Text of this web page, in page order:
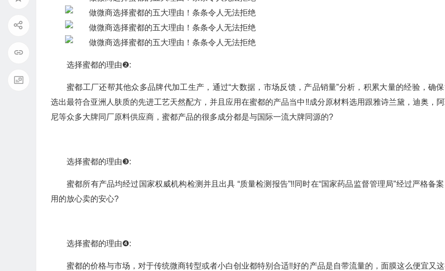
选择蜜都的理由❷:
蜜都工厂还帮其他众多品牌代加工生产，通过“大数据，市场反馈，产品销量”分析，积累大量的经验，确
选出最符合亚洲人肤质的先进工艺天然配方，并且应用在蜜都的产品当中‼️成分原材料选用跟雅诗兰黛，迪奥，
尼等众多大牌同厂原料供应商，蜜都产品的很多成分都是与国际一流大牌同源的?
选择蜜都的理由❸:
蜜都所有产品均经过国家权威机构检测并且出具 “质量检测报告”‼️同时在“国家药品监督管理局”经过严格备案
用的放心卖的安心?
选择蜜都的理由❹:
蜜都的价格与市场，对于传统微商转型或者小白创业都特别合适‼️好的产品是自带流量的，面膜这么便宜又这